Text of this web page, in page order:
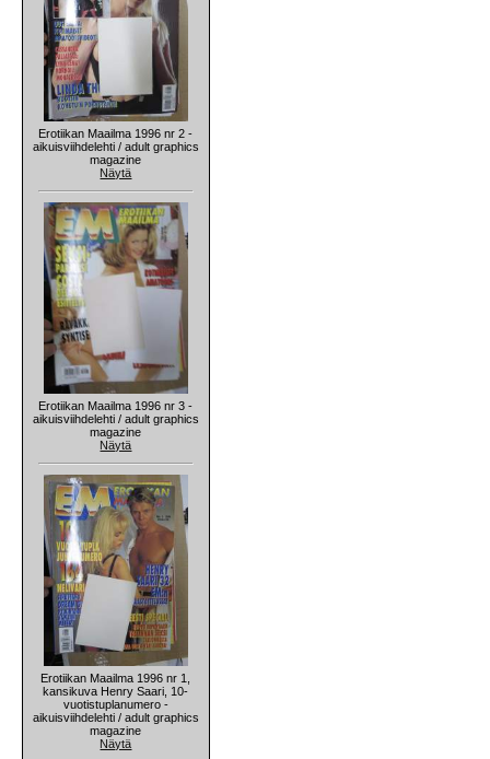
Erotiikan Maailma 1996 nr 2 -
aikuisviihdelehti / adult graphics
magazine
Näytä
Erotiikan Maailma 1996 nr 3 -
aikuisviihdelehti / adult graphics
magazine
Näytä
Erotiikan Maailma 1996 nr 1,
kansikuva Henry Saari, 10-
vuotistuplanumero -
aikuisviihdelehti / adult graphics
magazine
Näytä